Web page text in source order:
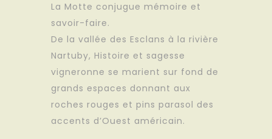
La Motte conjugue mémoire et
savoir-faire.
De la vallée des Esclans à la rivière
Nartuby, Histoire et sagesse
vigneronne se marient sur fond de
grands espaces donnant aux
roches rouges et pins parasol des
accents d’Ouest américain.